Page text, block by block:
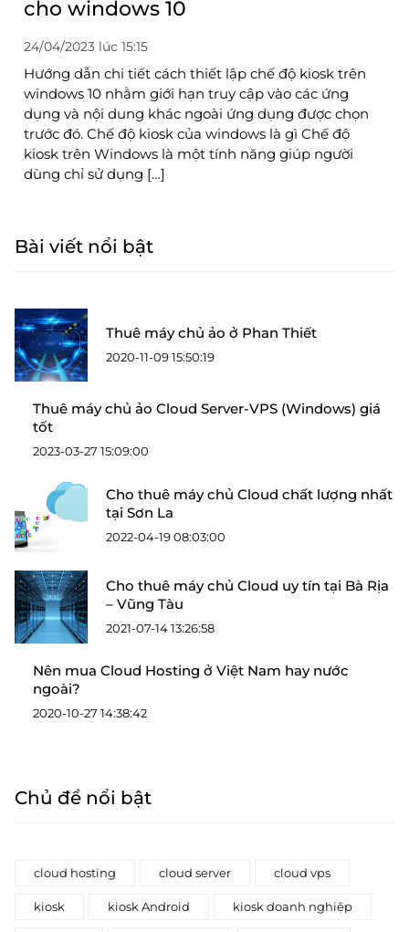
cho windows 10
24/04/2023 lúc 15:15
Hướng dẫn chi tiết cách thiết lập chế độ kiosk trên
windows 10 nhằm giới hạn truy cập vào các ứng
dụng và nội dung khác ngoài ứng dụng được chọn
trước đó. Chế độ kiosk của windows là gì Chế độ
kiosk trên Windows là một tính năng giúp người
dùng chỉ sử dụng […]
Bài viết nổi bật
Thuê máy chủ ảo ở Phan Thiết
2020-11-09 15:50:19
Thuê máy chủ ảo Cloud Server-VPS (Windows) giá
tốt
2023-03-27 15:09:00
Cho thuê máy chủ Cloud chất lượng nhất
tại Sơn La
2022-04-19 08:03:00
Cho thuê máy chủ Cloud uy tín tại Bà Rịa
– Vũng Tàu
2021-07-14 13:26:58
Nên mua Cloud Hosting ở Việt Nam hay nước
ngoài?
2020-10-27 14:38:42
Chủ đề nổi bật
cloud hosting cloud server cloud vps
kiosk kiosk Android kiosk doanh nghiệp